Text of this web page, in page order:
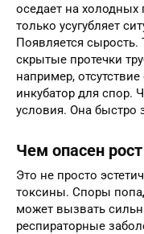
оседает на холодных
только усугубляет
Появляется сырость.
скрытые протечки
например,
инкубатор для спор.
условия. Она быстро
Чем опасен
Это не просто
токсины. Споры
может вызвать
респираторные